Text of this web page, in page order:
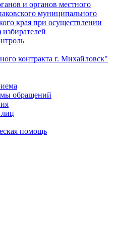
и органов местного
муниципального
края при осуществлении
избирателей
контракта г. Михайловск"
обращений
помощь